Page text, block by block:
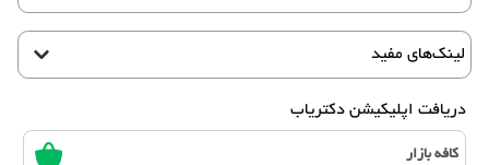
لینک‌های مفید
دریافت اپلیکیشن دکتریاب
کافه بازار